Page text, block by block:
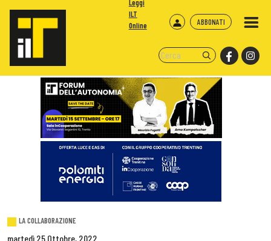
ABBONATI
Leggi
ILT
Online
LA COLLABORAZIONE
martedì 25 Ottobre, 2022